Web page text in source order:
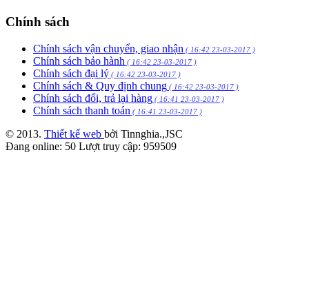
Chính sách
Chính sách vận chuyển, giao nhận ( 16:42 23-03-2017 )
Chính sách bảo hành ( 16:42 23-03-2017 )
Chính sách đại lý ( 16:42 23-03-2017 )
Chính sách & Quy định chung ( 16:42 23-03-2017 )
Chính sách đổi, trả lại hàng ( 16:41 23-03-2017 )
Chính sách thanh toán ( 16:41 23-03-2017 )
© 2013. Thiết kế web bởi Tinnghia.,JSC
Đang online: 50 Lượt truy cập: 959509